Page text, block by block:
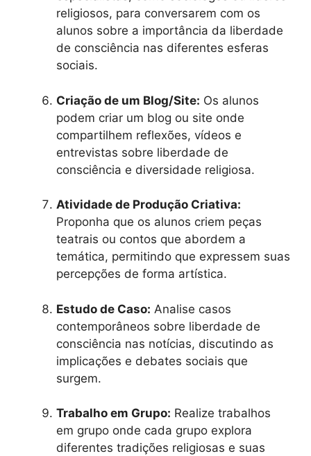
religiosos, para conversarem com os
alunos sobre a importância da liberdade
de consciência nas diferentes esferas
sociais.
Criação de um Blog/Site: Os alunos
podem criar um blog ou site onde
compartilhem reflexões, vídeos e
entrevistas sobre liberdade de
consciência e diversidade religiosa.
Atividade de Produção Criativa:
Proponha que os alunos criem peças
teatrais ou contos que abordem a
temática, permitindo que expressem suas
percepções de forma artística.
Estudo de Caso: Analise casos
contemporâneos sobre liberdade de
consciência nas notícias, discutindo as
implicações e debates sociais que
surgem.
Trabalho em Grupo: Realize trabalhos
em grupo onde cada grupo explora
diferentes tradições religiosas e suas